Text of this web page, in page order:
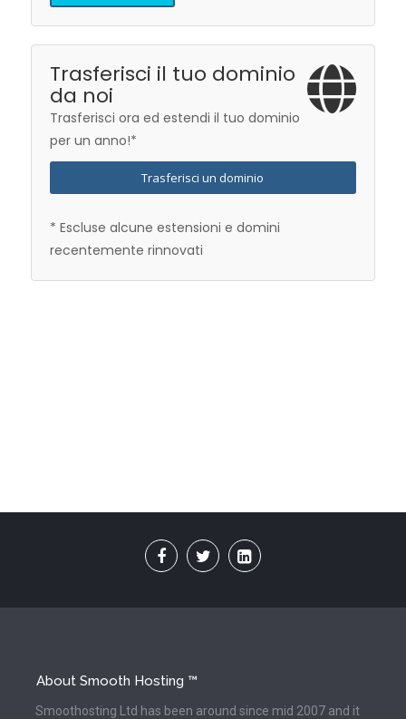
Trasferisci il tuo dominio
da noi
Trasferisci ora ed estendi il tuo dominio
per un anno!*
Trasferisci un dominio
* Escluse alcune estensioni e domini
recentemente rinnovati
About Smooth Hosting ™
Smoothosting Ltd has been around since mid 2007 and it